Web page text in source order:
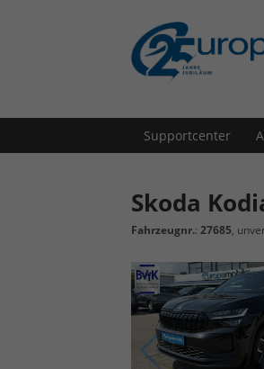
Supportcenter
Skoda
Fahrzeugnr.: 27685,